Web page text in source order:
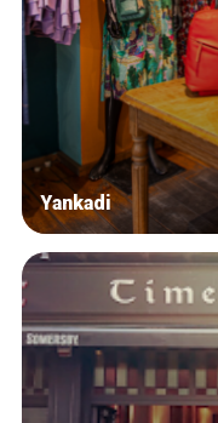
Yankadi